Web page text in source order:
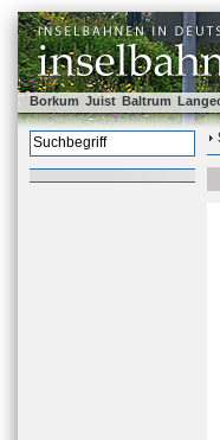
Borkum Juist Baltrum